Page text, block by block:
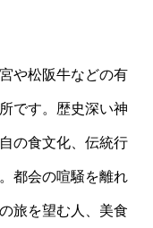
や松阪牛などの有
です。歴史深い神
の食文化、伝統行
都会の喧騒を離れ
旅を望む人、美食